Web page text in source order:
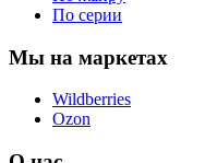
По серии
Мы на маркетах
Wildberries
Ozon